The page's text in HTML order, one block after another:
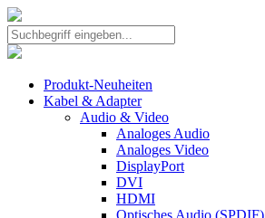
Produkt-Neuheiten
Kabel & Adapter
Audio & Video
Analoges Audio
Analoges Video
DisplayPort
DVI
HDMI
Optisches Audio (SPDIF)